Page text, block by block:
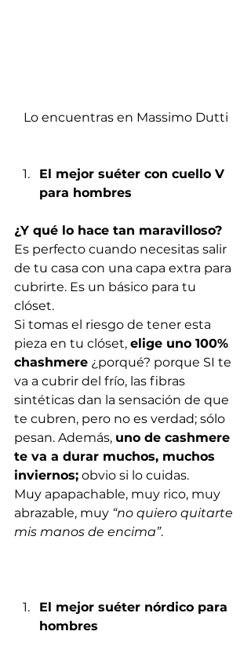
Lo encuentras en Massimo Dutti
El mejor suéter con cuello V
para hombres
¿Y qué lo hace tan maravilloso?
Es perfecto cuando necesitas salir
de tu casa con una capa extra para
cubrirte. Es un básico para tu
clóset.
Si tomas el riesgo de tener esta
pieza en tu clóset, elige uno 100%
chashmere ¿porqué? porque SI te
va a cubrir del frío, las fibras
sintéticas dan la sensación de que
te cubren, pero no es verdad; sólo
pesan. Además, uno de cashmere
te va a durar muchos, muchos
inviernos; obvio si lo cuidas.
Muy apapachable, muy rico, muy
abrazable, muy “no quiero quitarte
mis manos de encima”.
El mejor suéter nórdico para
hombres